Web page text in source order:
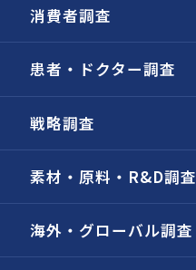
消費者調査
患者・ドクター調査
戦略調査
素材・原料・R&D調査
海外・グローバル調査